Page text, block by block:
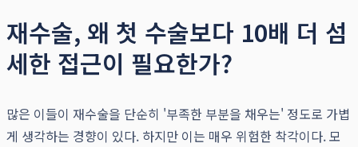
재수술, 왜 첫 수술보다 10배 더 섬
세한 접근이 필요한가?
많은 이들이 재수술을 단순히 '부족한 부분을 채우는' 정도로 가볍
게 생각하는 경향이 있다. 하지만 이는 매우 위험한 착각이다. 모